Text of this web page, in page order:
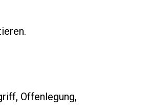
Offenlegung,